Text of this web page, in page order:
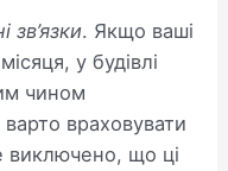
зв’язки. Якщо ваші
у будівлі
чином
враховувати
виключено, що ці